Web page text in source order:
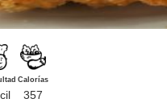
Calorías
357